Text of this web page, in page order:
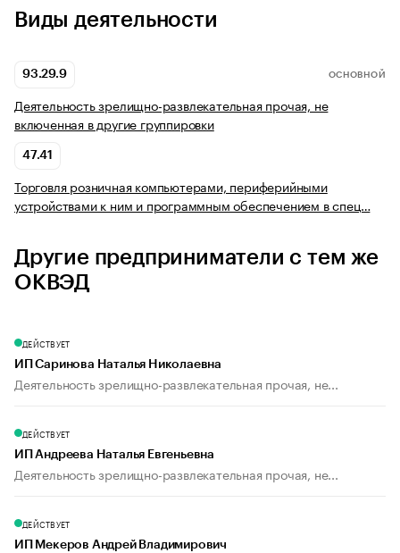
Виды деятельности
93.29.9 ОСНОВНОЙ
Деятельность зрелищно-развлекательная прочая, не
включенная в другие группировки
47.41
Торговля розничная компьютерами, периферийными
устройствами к ним и программным обеспечением в спец…
Другие предприниматели с тем же
ОКВЭД
ДЕЙСТВУЕТ
ИП Саринова Наталья Николаевна
Деятельность зрелищно-развлекательная прочая, не...
ДЕЙСТВУЕТ
ИП Андреева Наталья Евгеньевна
Деятельность зрелищно-развлекательная прочая, не...
ДЕЙСТВУЕТ
ИП Мекеров Андрей Владимирович